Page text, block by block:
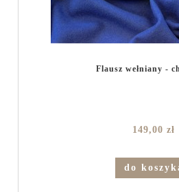
Flausz wełniany -
149,00 zł
do